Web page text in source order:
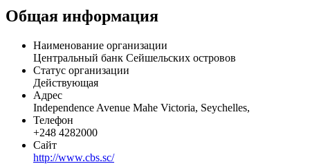
Общая информация
Наименование организации
Центральный банк Сейшельских островов
Статус организации
Действующая
Адрес
Independence Avenue Mahe Victoria, Seychelles,
Телефон
+248 4282000
Сайт
http://www.cbs.sc/